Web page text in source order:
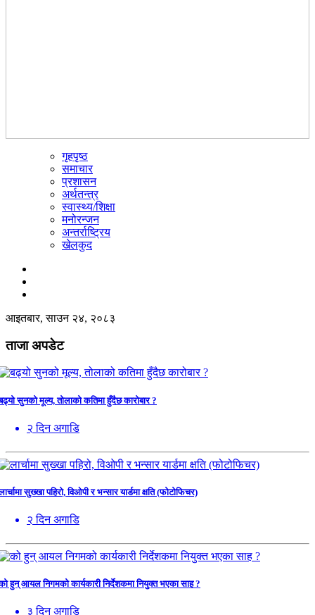
गृहपृष्ठ
समाचार
प्रशासन
अर्थतन्त्र
स्वास्थ्य/शिक्षा
मनोरन्जन
अन्तर्राष्ट्रिय
खेलकुद
आइतबार, साउन २४, २०८३
ताजा अपडेट
सुनको मूल्य, तोलाको कतिमा हुँदैछ कारोबार ?
२ दिन अगाडि
सुख्खा पहिरो, विओपी र भन्सार यार्डमा क्षति (फोटोफिचर)
२ दिन अगाडि
हुन् आयल निगमको कार्यकारी निर्देशकमा नियुक्त भएका साह ?
३ दिन अगाडि